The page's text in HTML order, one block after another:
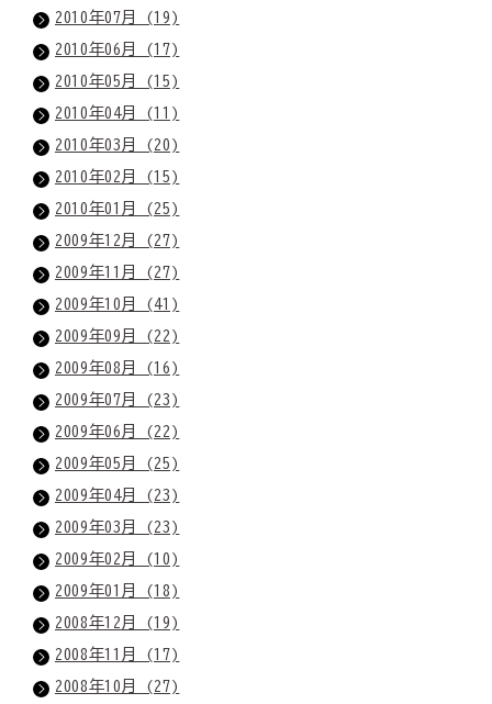
2010年07月 (19)
2010年06月 (17)
2010年05月 (15)
2010年04月 (11)
2010年03月 (20)
2010年02月 (15)
2010年01月 (25)
2009年12月 (27)
2009年11月 (27)
2009年10月 (41)
2009年09月 (22)
2009年08月 (16)
2009年07月 (23)
2009年06月 (22)
2009年05月 (25)
2009年04月 (23)
2009年03月 (23)
2009年02月 (10)
2009年01月 (18)
2008年12月 (19)
2008年11月 (17)
2008年10月 (27)